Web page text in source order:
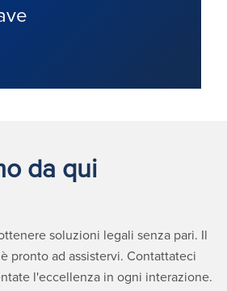
da qui
soluzioni legali senza pari. Il
pronto ad assistervi. Contattateci
l'eccellenza in ogni interazione.